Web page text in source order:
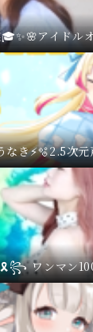
アイドル
なき⚡️🫧2.5次
ワンマン100